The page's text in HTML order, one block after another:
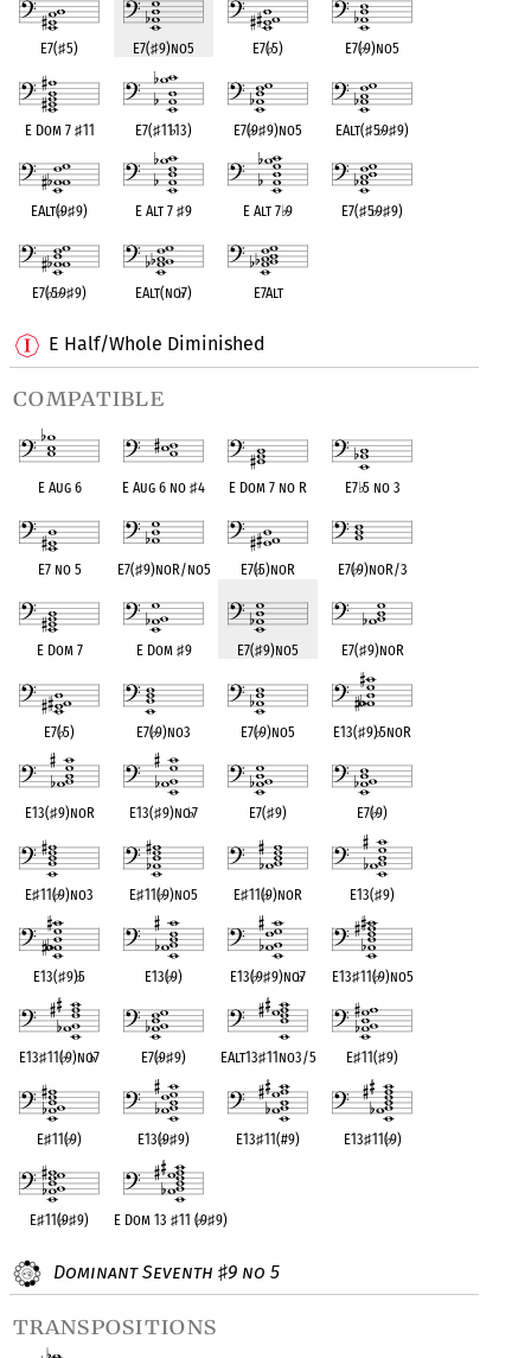
E7(♯5) E7(♯9)no5 E7(♭5) E7(♭9)no5
E Dom 7 ♯11 E7(♯11♭13) E7(♭9♯9)no5 EAlt(♯5♭9♯9)
EAlt(♭9♯9) E Alt 7♯9 E Alt 7♭9 E7(♯5♭9♯9)
E7(♭5♭9♯9) EAlt(no♭7) E7Alt
E Half/Whole Diminished
compatible
E Aug 6 E Aug 6 no♯4 E Dom 7 no R E7♭5 no 3
E7 no 5 E7(♯9)noR/no5 E7(♭5)noR E7(♭9)noR/3
E Dom 7 E Dom ♯9 E7(♯9)no5 E7(♯9)noR
E7(♭5) E7(♭9)no3 E7(♭9)no5 E13(♯9)♭5noR
E13(♯9)noR E13(♯9)no♭7 E7(♯9) E7(♭9)
E♯11(♭9)no3 E♯11(♭9)no5 E♯11(♭9)noR E13(♯9)
E13(♯9)♭5 E13(♭9) E13(♭9♯9)no♭7 E13♯11(♭9)no5
E13♯11(♭9)no♭7 E7(♭9♯9) EAlt13♯11no3/5 E♯11(♯9)
E♯11(♭9) E13(♭9♯9) E13♯11(#9) E13♯11(♭9)
E♯11(♭9♯9) E Dom 13♯11 (♭9♯9)
Dominant Seventh♯9 no 5
transpositions